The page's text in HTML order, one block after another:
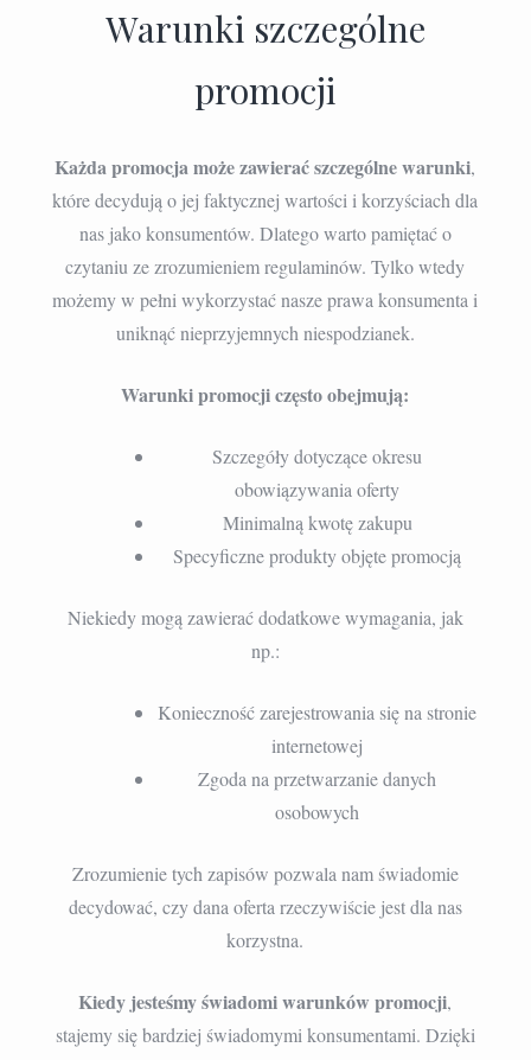
Warunki szczególne
promocji
Każda promocja może zawierać szczególne warunki,
które decydują o jej faktycznej wartości i korzyściach dla
nas jako konsumentów. Dlatego warto pamiętać o
czytaniu ze zrozumieniem regulaminów. Tylko wtedy
możemy w pełni wykorzystać nasze prawa konsumenta i
uniknąć nieprzyjemnych niespodzianek.
Warunki promocji często obejmują:
Szczegóły dotyczące okresu
obowiązywania oferty
Minimalną kwotę zakupu
Specyficzne produkty objęte promocją
Niekiedy mogą zawierać dodatkowe wymagania, jak
np.:
Konieczność zarejestrowania się na stronie
internetowej
Zgoda na przetwarzanie danych
osobowych
Zrozumienie tych zapisów pozwala nam świadomie
decydować, czy dana oferta rzeczywiście jest dla nas
korzystna.
Kiedy jesteśmy świadomi warunków promocji,
stajemy się bardziej świadomymi konsumentami. Dzięki